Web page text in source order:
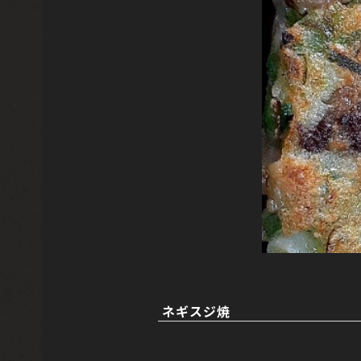
ネギスジ焼